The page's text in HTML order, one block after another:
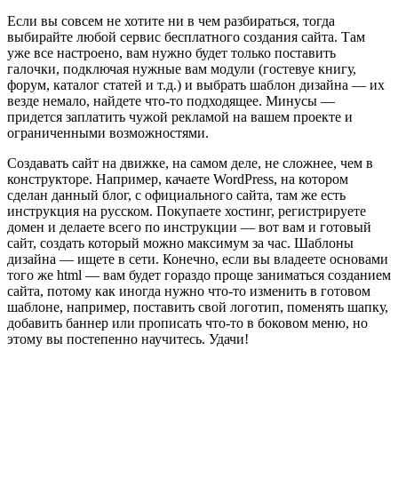
Если вы совсем не хотите ни в чем разбираться, тогда
выбирайте любой сервис бесплатного создания сайта. Там
уже все настроено, вам нужно будет только поставить
галочки, подключая нужные вам модули (гостевуе книгу,
форум, каталог статей и т.д.) и выбрать шаблон дизайна — их
везде немало, найдете что-то подходящее. Минусы —
придется заплатить чужой рекламой на вашем проекте и
ограниченными возможностями.
Создавать сайт на движке, на самом деле, не сложнее, чем в
конструкторе. Например, качаете WordPress, на котором
сделан данный блог, с официального сайта, там же есть
инструкция на русском. Покупаете хостинг, регистрируете
домен и делаете всего по инструкции — вот вам и готовый
сайт, создать который можно максимум за час. Шаблоны
дизайна — ищете в сети. Конечно, если вы владеете основами
того же html — вам будет гораздо проще заниматься созданием
сайта, потому как иногда нужно что-то изменить в готовом
шаблоне, например, поставить свой логотип, поменять шапку,
добавить баннер или прописать что-то в боковом меню, но
этому вы постепенно научитесь. Удачи!